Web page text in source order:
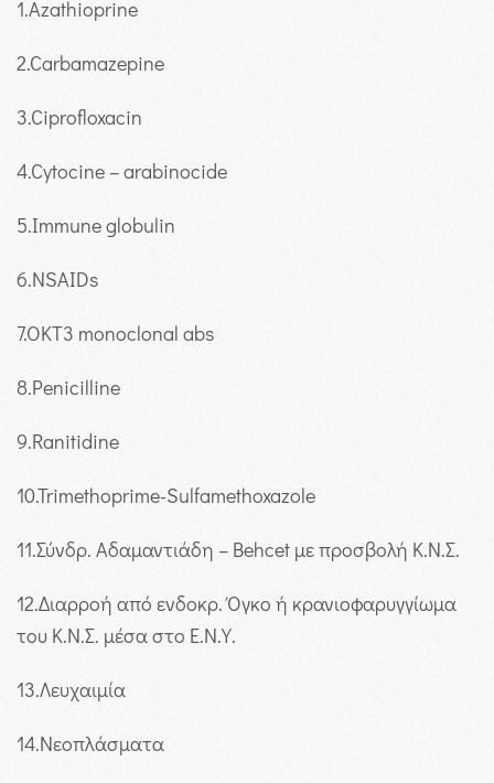
1.Azathioprine
2.Carbamazepine
3.Ciprofloxacin
4.Cytocine – arabinocide
5.Immune globulin
6.NSAIDs
7.OKT3 monoclonal abs
8.Penicilline
9.Ranitidine
10.Trimethoprime-Sulfamethoxazole
11.Σύνδρ. Αδαμαντιάδη – Behcet με προσβολή Κ.Ν.Σ.
12.Διαρροή από ενδοκρ. Όγκο ή κρανιοφαρυγγίωμα
του Κ.Ν.Σ. μέσα στο Ε.Ν.Υ.
13.Λευχαιμία
14.Νεοπλάσματα